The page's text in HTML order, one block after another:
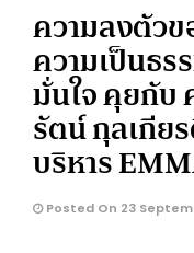
ความลงตัว
ความเป็นธ
มั่นใจ คุยกั
รัตน์ กุลเกีย
บริหาร
Posted On 23